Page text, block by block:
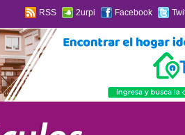
RSS 2urpi Facebook